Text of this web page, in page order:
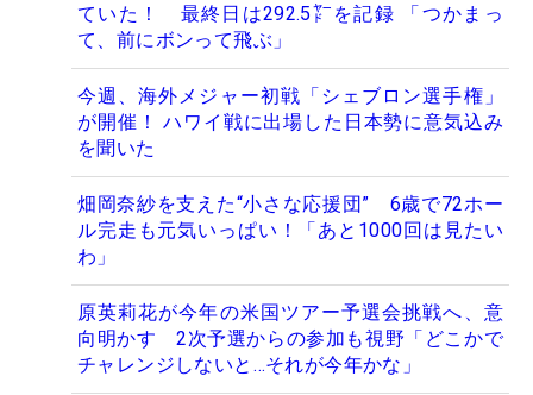
ていた！ 最終日は292.5㍎を記録 「つかまっ
て、前にボンって飛ぶ」
今週、海外メジャー初戦「シェブロン選手権」
が開催！ ハワイ戦に出場した日本勢に意気込み
を聞いた
畑岡奈紗を支えた“小さな応援団” 6歳で72ホー
ル完走も元気いっぱい！「あと1000回は見たい
わ」
原英莉花が今年の米国ツアー予選会挑戦へ、意
向明かす 2次予選からの参加も視野「どこかで
チャレンジしないと…それが今年かな」